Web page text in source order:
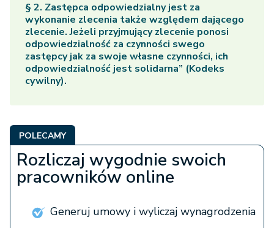
§ 2. Zastępca odpowiedzialny jest za
wykonanie zlecenia także względem dającego
zlecenie. Jeżeli przyjmujący zlecenie ponosi
odpowiedzialność za czynności swego
zastępcy jak za swoje własne czynności, ich
odpowiedzialność jest solidarna” (Kodeks
cywilny).
POLECAMY
Rozliczaj wygodnie swoich
pracowników online
Generuj umowy i wyliczaj wynagrodzenia